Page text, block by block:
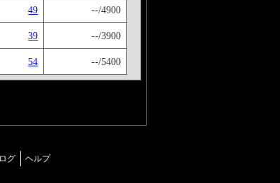
49 --/4900
ひととお/りだ －けしからず(異・怪しからず),①感心:かんしん/できな
39 --/3900
54 --/5400
グ
ヘルプ